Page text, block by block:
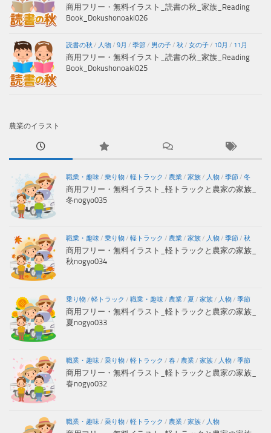
商用フリー・無料イラスト_読書の秋_家族_Reading
Book_Dokushonoaki026
読書の秋 / 人物/ 9月 / 季節/ 男の子/ 秋 / 女の子/ 10月 / 11月
商用フリー・無料イラスト_読書の秋_家族_Reading
Book_Dokushonoaki025
農業のイラスト
職業・趣味/ 乗り物/ 軽トラック / 農業/ 家族/ 人物/ 季節/ 冬
商用フリー・無料イラスト_軽トラックと農家の家族_
冬nogyo035
職業・趣味/ 乗り物/ 軽トラック / 農業/ 家族/ 人物/ 季節/ 秋
商用フリー・無料イラスト_軽トラックと農家の家族_
秋nogyo034
乗り物/ 軽トラック / 職業・趣味/ 農業/ 夏 / 家族/ 人物/ 季節
商用フリー・無料イラスト_軽トラックと農家の家族_
夏nogyo033
職業・趣味/ 乗り物/ 軽トラック / 春/ 農業/ 家族/ 人物/ 季節
商用フリー・無料イラスト_軽トラックと農家の家族_
春nogyo032
職業・趣味/ 乗り物/ 軽トラック / 農業/ 家族/ 人物